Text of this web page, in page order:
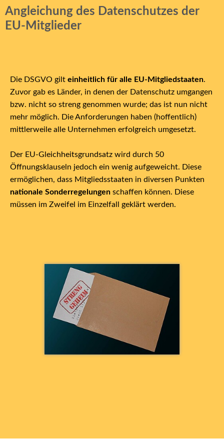
Angleichung des Datenschutzes der
EU-Mitglieder
Die DSGVO gilt einheitlich für alle EU-Mitgliedstaaten.
Zuvor gab es Länder, in denen der Datenschutz umgangen
bzw. nicht so streng genommen wurde; das ist nun nicht
mehr möglich. Die Anforderungen haben (hoffentlich)
mittlerweile alle Unternehmen erfolgreich umgesetzt.
Der EU-Gleichheitsgrundsatz wird durch 50
Öffnungsklauseln jedoch ein wenig aufgeweicht. Diese
ermöglichen, dass Mitgliedsstaaten in diversen Punkten
nationale Sonderregelungen schaffen können. Diese
müssen im Zweifel im Einzelfall geklärt werden.